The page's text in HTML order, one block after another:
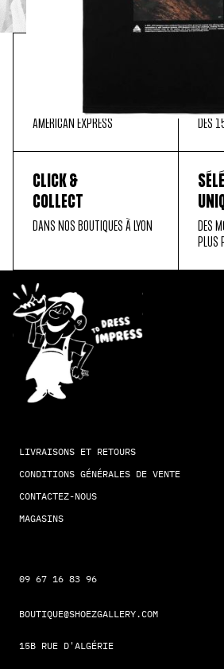
SÉCURISÉ
MASTER CARD, PAYPAL, VISA,
AMERICAN EXPRESS
EN
DÈS
CLICK &
COLLECT
DANS NOS BOUTIQUES À LYON
DES
PLUS
LIVRAISONS ET RETOURS
CONDITIONS GÉNÉRALES DE VENTE
CONTACTEZ-NOUS
MAGASINS
09 67 16 83 96
BOUTIQUE@SHOEZGALLERY.COM
15B RUE D'ALGÉRIE